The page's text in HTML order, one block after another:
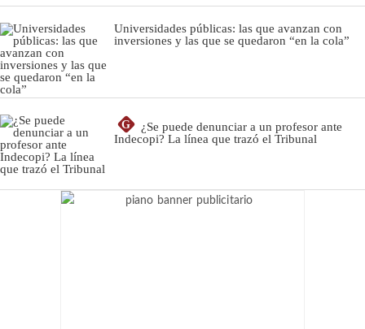
Universidades públicas: las que avanzan con
inversiones y las que se quedaron “en la cola”
G
¿Se puede denunciar a un profesor ante
Indecopi? La línea que trazó el Tribunal